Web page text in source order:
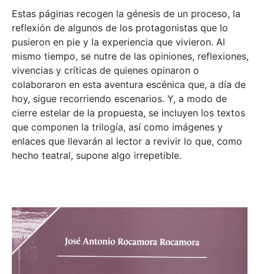
Estas páginas recogen la génesis de un proceso, la
reflexión de algunos de los protagonistas que lo
pusieron en pie y la experiencia que vivieron. Al
mismo tiempo, se nutre de las opiniones, reflexiones,
vivencias y críticas de quienes opinaron o
colaboraron en esta aventura escénica que, a día de
hoy, sigue recorriendo escenarios. Y, a modo de
cierre estelar de la propuesta, se incluyen los textos
que componen la trilogía, así como imágenes y
enlaces que llevarán al lector a revivir lo que, como
hecho teatral, supone algo irrepetible.